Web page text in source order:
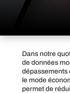
Dans notre
de données
dépassements
le mode
permet de